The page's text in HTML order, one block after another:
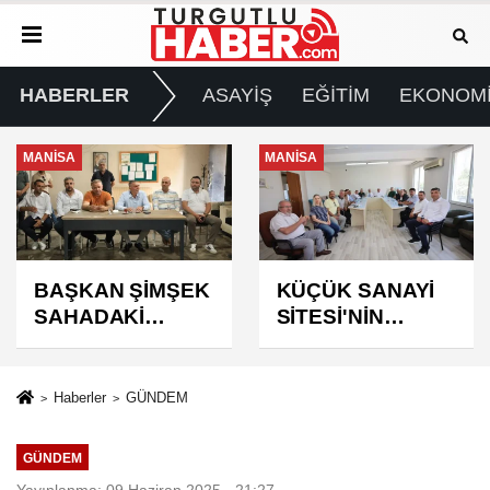
HABERLER ASAYİŞ EĞİTİM
MANİSA
BAŞKAN ŞİMŞEK
SAHADAKİ
ÇALIŞMALARI
İNCELEDİ
MANİSA
KÜÇÜK SANAYİ
SİTESİ'NİN
SORUNLARI
Haberler GÜNDEM
GÜNDEM